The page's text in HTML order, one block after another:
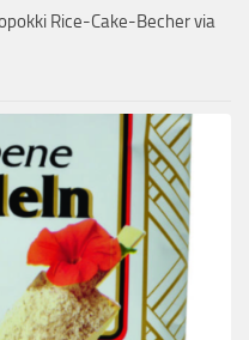
Rice-Cake-Becher via